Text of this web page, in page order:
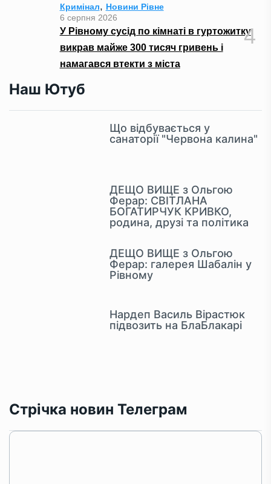
Кримінал, Новини Рівне
6 серпня 2026
У Рівному сусід по кімнаті в гуртожитку
викрав майже 300 тисяч гривень і
намагався втекти з міста
4
Наш Ютуб
Що відбувається у
санаторії "Червона калина"
ДЕЩО ВИЩЕ з Ольгою
Ферар: СВІТЛАНА
БОГАТИРЧУК КРИВКО,
родина, друзі та політика
ДЕЩО ВИЩЕ з Ольгою
Ферар: галерея Шабалін у
Рівному
Нардеп Василь Вірастюк
підвозить на БлаБлакарі
Стрічка новин Телеграм